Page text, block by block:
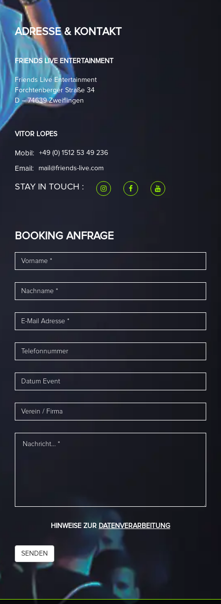
ADRESSE & KONTAKT
FRIENDS LIVE ENTERTAINMENT
Friends Live Entertainment
Forchtenberger Straße 34
D – 74639 Zweiflingen
VITOR LOPES
Mobil: +49 (0) 1512 53 49 236
Email: mail@friends-live.com
STAY IN TOUCH :
BOOKING ANFRAGE
HINWEISE ZUR DATENVERARBEITUNG